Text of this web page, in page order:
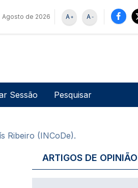
Agosto de 2026 -
A
+
A
de utilizador
Sessão
Ribeiro (INCoDe).
ARTIGOS DE OPINIÃO